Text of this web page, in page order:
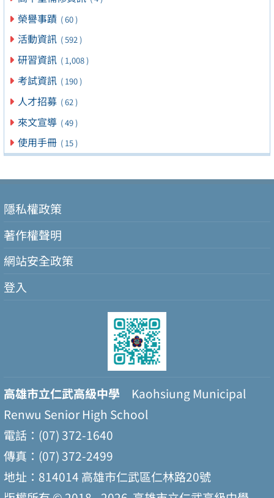
榮譽事蹟 ( 60 )
活動資訊 ( 592 )
研習資訊 ( 1,008 )
考試資訊 ( 190 )
人才招募 ( 62 )
來文宣導 ( 49 )
使用手冊 ( 15 )
隱私權政策
著作權聲明
網站安全政策
登入
高雄市立仁武高級中學 Kaohsiung Municipal
Renwu Senior High School
電話：(07) 372-1640
傳真：(07) 372-2499
地址：814014 高雄市仁武區仁林路20號